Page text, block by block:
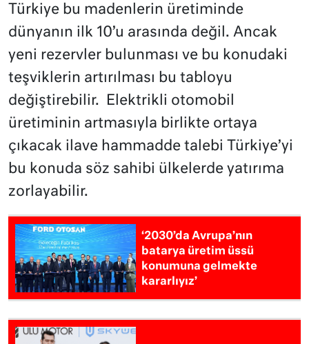
Türkiye bu madenlerin üretiminde
dünyanın ilk 10’u arasında değil. Ancak
yeni rezervler bulunması ve bu konudaki
teşviklerin artırılması bu tabloyu
değiştirebilir. Elektrikli otomobil
üretiminin artmasıyla birlikte ortaya
çıkacak ilave hammadde talebi Türkiye’yi
bu konuda söz sahibi ülkelerde yatırıma
zorlayabilir.
‘2030’da Avrupa’nın
batarya üretim üssü
konumuna gelmekte
kararlıyız’